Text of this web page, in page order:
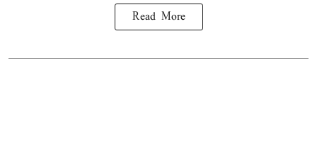
Read More